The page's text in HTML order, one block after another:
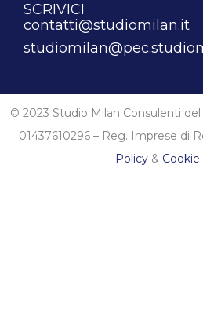
SCRIVICI
contatti@studiomilan.it
© 2023 Studio Milan Consulenti del
01437610296 – Reg. Imprese di
Policy &